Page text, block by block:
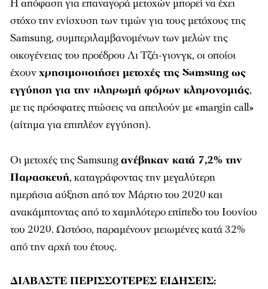
Η απόφαση για επαναγορά μετοχών μπορεί να έχει
στόχο την ενίσχυση των τιμών για τους μετόχους της
Samsung, συμπεριλαμβανομένων των μελών της
οικογένειας του προέδρου Λι Τζέι-γιονγκ, οι οποίοι
έχουνχρησιμοποιήσει μετοχές της Samsung ως
εγγύηση για την πληρωμή φόρων κληρονομιάς,
με τις πρόσφατες πτώσεις να απειλούν με «margin call»
(αίτημα για επιπλέον εγγύηση).
Οι μετοχές της Samsungανέβηκαν κατά 7,2% την
Παρασκευή, καταγράφοντας την μεγαλύτερη
ημερήσια αύξηση από τον Μάρτιο του 2020 και
ανακάμπτοντας από το χαμηλότερο επίπεδο του Ιουνίου
του 2020. Ωστόσο, παραμένουν μειωμένες κατά 32%
από την αρχή του έτους.
ΔΙΑΒΑΣΤΕ ΠΕΡΙΣΣΟΤΕΡΕΣ ΕΙΔΗΣΕΙΣ: